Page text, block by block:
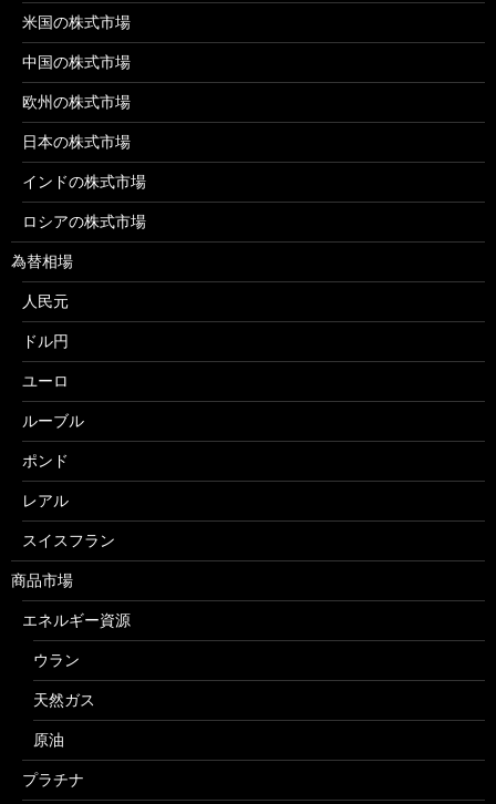
米国の株式市場
中国の株式市場
欧州の株式市場
日本の株式市場
インドの株式市場
ロシアの株式市場
為替相場
人民元
ドル円
ユーロ
ルーブル
ポンド
レアル
スイスフラン
商品市場
エネルギー資源
ウラン
天然ガス
原油
プラチナ